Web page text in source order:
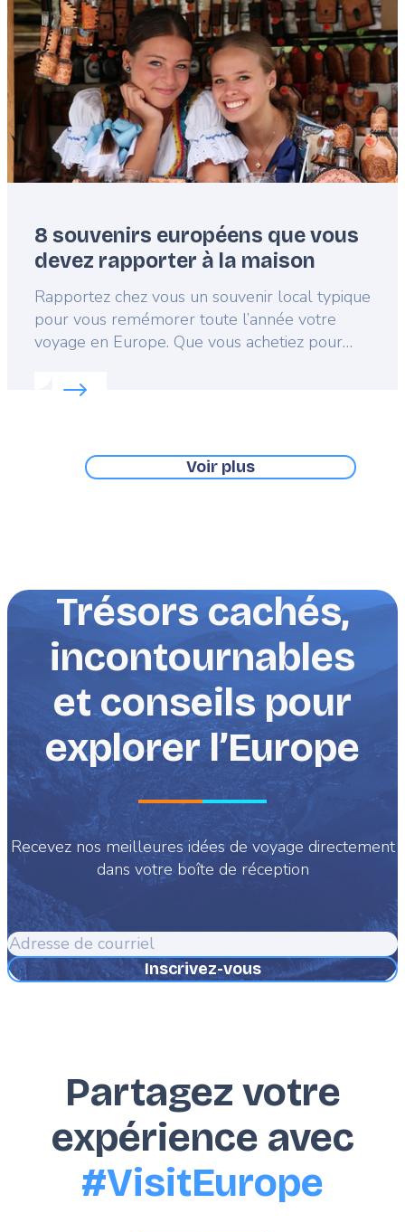
8 souvenirs européens que vous
devez rapporter à la maison
Lead
Rapportez chez vous un souvenir local typique
pour vous remémorer toute l’année votre
voyage en Europe. Que vous achetiez pour
d’Europe a son souvenir que vous devez
Read more about:
Voir plus
Trésors cachés,
incontournables
et conseils pour
explorer l’Europe
Recevez nos meilleures idées de voyage directement
dans votre boîte de réception
Adresse
de
courriel
Partagez votre
expérience avec
#VisitEurope